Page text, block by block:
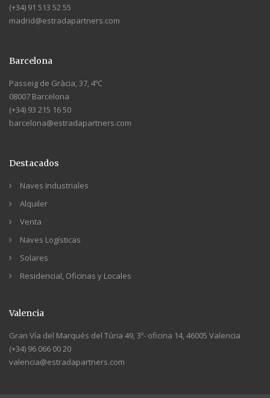
(+34) 91 513 52 55
madrid@estradapartners.com
Barcelona
Passeig de Gràcia, 37, 4ºC
08007 Barcelona
(+34) 93 215 16 50
barcelona@estradapartners.com
Destacados
Naves Industriales
Alquiler
Venta
Naves Logísticas
Solares
Residencial, Oficinas y Locales
Valencia
Gran Vía del Marqués del Túria 49, 3º- oficina 14, 46005 Valencia
(+34) 96 066 00 20
valencia@estradapartners.com